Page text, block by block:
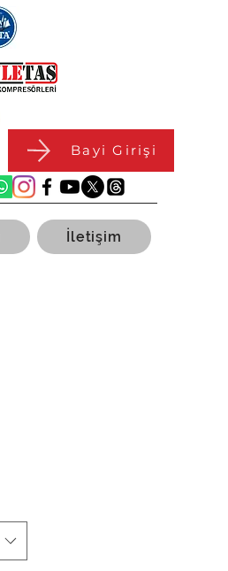
Bayi Girişi
İletişim